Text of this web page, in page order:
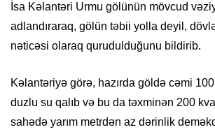
İsa Kəlantəri Urmu gölünün mövcud
adlandıraraq, gölün təbii yolla deyil,
nəticəsi olaraq qurudulduğunu bildirib.
Kəlantəriyə görə, hazırda göldə cəmi
duzlu su qalıb və bu da təxminən 200
sahədə yarım metrdən az dərinlik